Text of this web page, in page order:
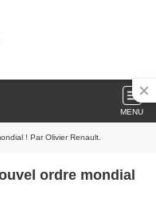
MENU
! Par Olivier Renault.
ordre mondial